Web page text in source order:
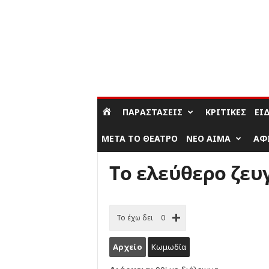
ΠΑΡΑΣΤΆΣΕΙΣ ΚΡΙΤΙΚΈΣ
ΜΕΤΆ ΤΟ ΘΈΑΤΡΟ ΝΈΟ ΑΊΜΑ
Το ελεύθερο
Το έχω δει 0
Αρχείο Κωμωδία